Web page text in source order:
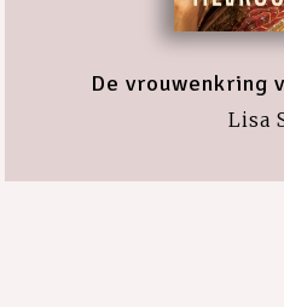
De vrouwenkring
Lisa